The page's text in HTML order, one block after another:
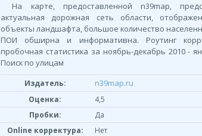
На карте, предоставленной n39map,
актуальная дорожная сеть области,
объекты ландшафта, большое количество
ПОИ обширна и информативна. Роутинг
пробочная статистика за ноябрь-декабрь 2010 -
Поиск по улицам
Издатель: n39map.ru
Оценка:
4,5
Пробки:
Да
Online корректура:
Нет